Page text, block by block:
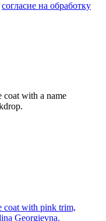
согласие на обработку